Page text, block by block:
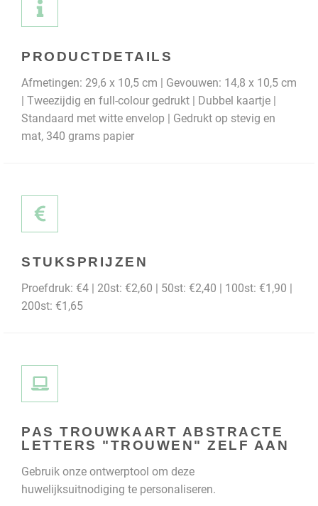
PRODUCTDETAILS
Afmetingen: 29,6 x 10,5 cm | Gevouwen: 14,8 x 10,5 cm
| Tweezijdig en full-colour gedrukt | Dubbel kaartje |
Standaard met witte envelop | Gedrukt op stevig en
mat, 340 grams papier
STUKSPRIJZEN
Proefdruk: €4 | 20st: €2,60 | 50st: €2,40 | 100st: €1,90 |
200st: €1,65
PAS TROUWKAART ABSTRACTE
LETTERS "TROUWEN" ZELF AAN
Gebruik onze ontwerptool om deze
huwelijksuitnodiging te personaliseren.